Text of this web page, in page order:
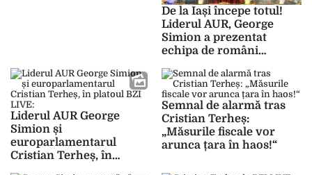
De la Iași începe totul!
Liderul AUR, George
Simion a prezentat
echipa de români
Alegerile
Europarlamentare:
”Mesajul nostru către
Europa: Nu suntem ruda
săracă și de asta nu cred
că suntem frați, nu
Liderul AUR George
Simion și
europarlamentarul
Cristian Terheș, în
Semnal de alarmă tras
Cristian Terheș:
„Măsurile fiscale vor
arunca țara în haos!“